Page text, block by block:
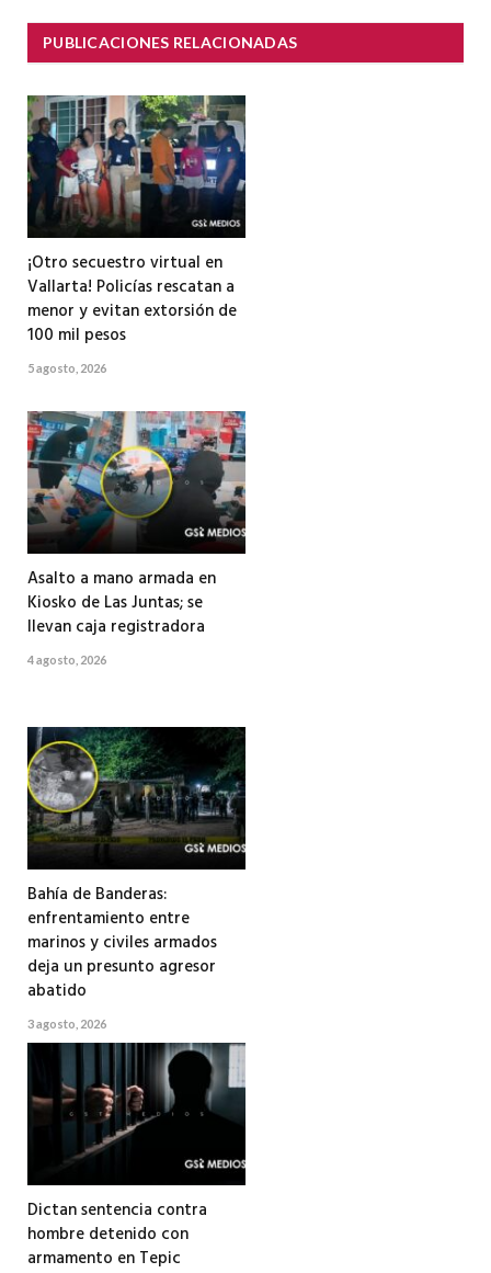
PUBLICACIONES RELACIONADAS
¡Otro secuestro virtual en
Vallarta! Policías rescatan a
menor y evitan extorsión de
100 mil pesos
5 agosto, 2026
Asalto a mano armada en
Kiosko de Las Juntas; se
llevan caja registradora
4 agosto, 2026
Bahía de Banderas:
enfrentamiento entre
marinos y civiles armados
deja un presunto agresor
abatido
3 agosto, 2026
Dictan sentencia contra
hombre detenido con
armamento en Tepic